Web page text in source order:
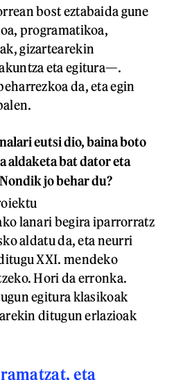
bost eztabaida gune
programatikoa,
gizartearekin
eta egitura—.
da, eta egin
eutsi dio, baina boto
aldaketa bat dator eta
jo behar du?
lanari begira iparrorratz
aldatu da, eta neurri
XXI. mendeko
Hori da erronka.
egitura klasikoak
ditugun erlazioak
eta